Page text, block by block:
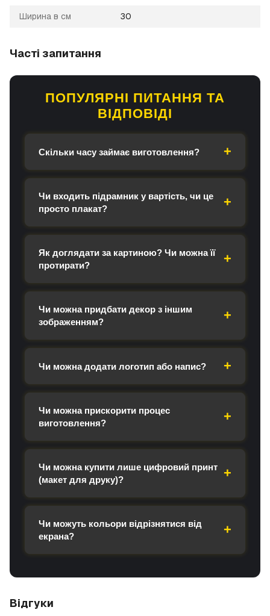
Ширина в см 30
Часті запитання
ПОПУЛЯРНІ ПИТАННЯ ТА
ВІДПОВІДІ
Скільки часу займає виготовлення?
Чи входить підрамник у вартість, чи це
просто плакат?
Як доглядати за картиною? Чи можна її
протирати?
Чи можна придбати декор з іншим
зображенням?
Чи можна додати логотип або напис?
Чи можна прискорити процес
виготовлення?
Чи можна купити лише цифровий принт
(макет для друку)?
Чи можуть кольори відрізнятися від
екрана?
Відгуки